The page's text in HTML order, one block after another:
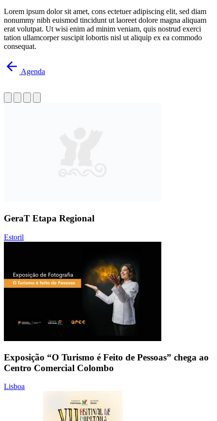
Lorem ipsum dolor sit amet, cons ectetuer adipiscing elit, sed diam
nonummy nibh euismod tincidunt ut laoreet dolore magna aliquam
erat volutpat. Ut wisi enim ad minim veniam, quis nostrud exerci
tation ullamcorper suscipit lobortis nisl ut aliquip ex ea commodo
consequat.
Agenda
GeraT Etapa Regional
Estoril
Exposição “O Turismo é Feito de Pessoas” chega ao
Centro Comercial Colombo
Lisboa